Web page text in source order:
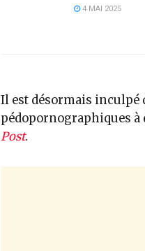
4 MAI 2025
Il est désormais inculpé
pédopornographiques à
Post.